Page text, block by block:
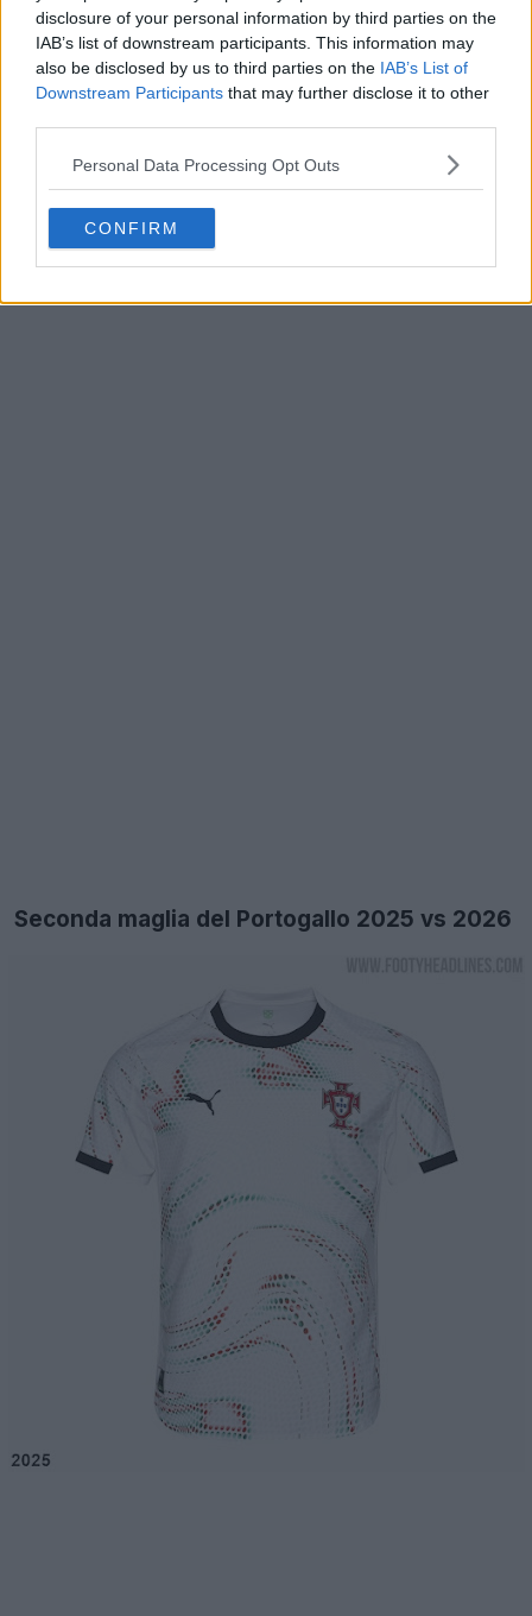
disclosure of your personal information by third parties on the
IAB’s list of downstream participants. This information may
also be disclosed by us to third parties on the IAB’s List of
Downstream Participants that may further disclose it to other
Personal Data Processing Opt Outs
CONFIRM
Seconda maglia del Portogallo 2025 vs 2026